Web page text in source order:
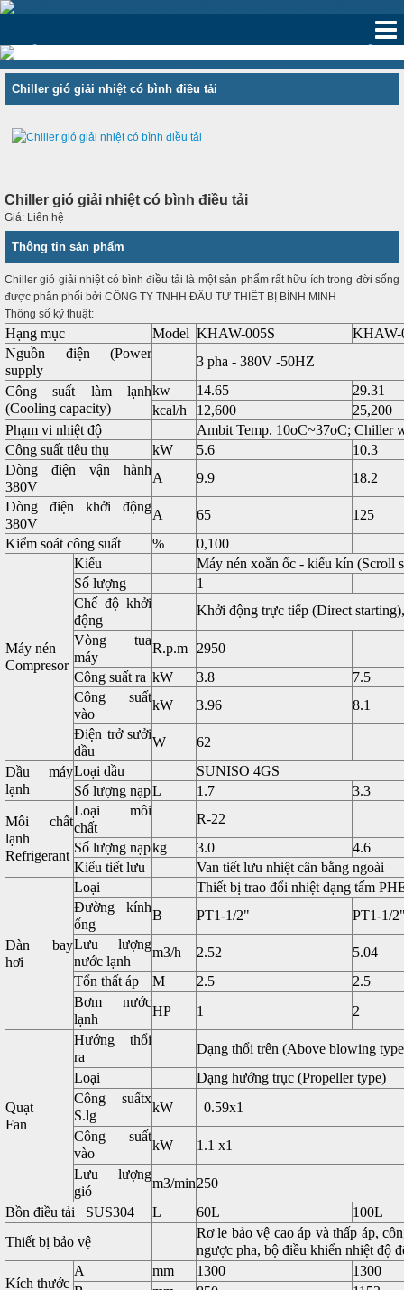
‹ ›
Chiller gió giải nhiệt có bình điều tải
Chiller gió giải nhiệt có bình điều tải
Giá: Liên hệ
Thông tin sản phẩm
Chiller gió giải nhiệt có bình điều tải là một sản phẩm rất hữu ích trong đời sống
được phân phối bởi CÔNG TY TNHH ĐẦU TƯ THIẾT BỊ BÌNH MINH
Thông số kỹ thuật:
Hạng mục Model KHAW-005S
KHAW-
Nguồn điện (Power
supply
3 pha - 380V -50HZ
Công suất làm lạnh
(Cooling capacity)
kw 14.65
29.31
kcal/h
12,600
25,200
Phạm vi nhiệt độ
Ambit Temp. 10oC~37oC; Chiller
Công suất tiêu thụ
kW 5.6
10.3
Dòng điện vận hành
380V
A 9.9
18.2
Dòng điện khởi động
380V
A 65
125
Kiểm soát công suất
% 0,100
Máy nén
Compresor
Kiểu
Máy nén xoắn ốc - kiểu kín (Scroll
Số lượng
1
Chế độ khởi
động
Khởi động trực tiếp (Direct
Vòng tua
máy
R.p.m
2950
Công suất ra kW 3.8
7.5
Công suất
vào
kW 3.96
8.1
Điện trở sưởi
dầu
W
62
Dầu máy
lạnh
Loại dầu
SUNISO 4GS
Số lượng nạpL 1.7
3.3
Môi chất
lạnh
Refrigerant
Loại môi
chất
R-22
Số lượng nạpkg 3.0
4.6
Kiểu tiết lưu
Van tiết lưu nhiệt cân bằng ngoài
Dàn bay
hơi
Loại
Thiết bị trao đổi nhiệt dạng tấm
Đường kính
ống
B PT1-1/2"
PT1-1/
Lưu lượng
nước lạnh
m3/h 2.52
5.04
Tổn thất áp
M 2.5
2.5
Bơm nước
lạnh
HP 1 2
Quạt
Fan
Hướng thổi
ra
Dạng thổi trên (Above blowing
Loại
Dạng hướng trục (Propeller type)
Công suấtx
S.lg
kW
0.59x1
Công suất
vào
kW
1.1 x1
Lưu lượng
gió
m3/min250
Bồn điều tải SUS304
L 60L
100L
Thiết bị bảo vệ
Rơ le bảo vệ cao áp và thấp áp,
ngược pha, bộ điều khiển nhiệt độ
Kích thước
A mm 1300
1300